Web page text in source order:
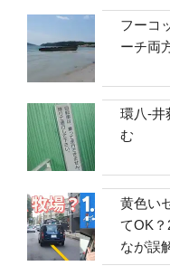
フーコ
ーチ両
環八-井
む
黄色い
てOK
なが誤